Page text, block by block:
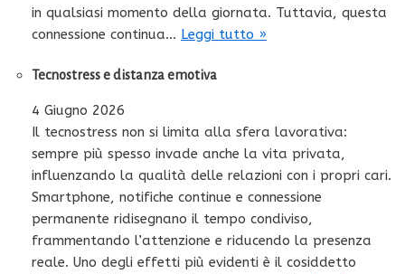
in qualsiasi momento della giornata. Tuttavia, questa
connessione continua… Leggi tutto »
Tecnostress e distanza emotiva
4 Giugno 2026
Il tecnostress non si limita alla sfera lavorativa:
sempre più spesso invade anche la vita privata,
influenzando la qualità delle relazioni con i propri cari.
Smartphone, notifiche continue e connessione
permanente ridisegnano il tempo condiviso,
frammentando l’attenzione e riducendo la presenza
reale. Uno degli effetti più evidenti è il cosiddetto